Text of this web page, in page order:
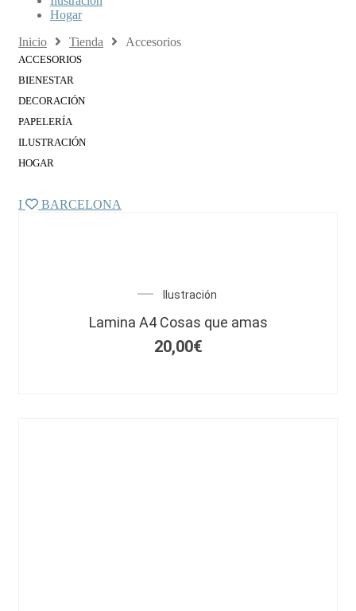
Hogar
Inicio
Tienda Accesorios
ACCESORIOS
BIENESTAR
DECORACIÓN
PAPELERÍA
ILUSTRACIÓN
HOGAR
I BARCELONA
Ilustración
Lamina A4 Cosas que amas
20,00€